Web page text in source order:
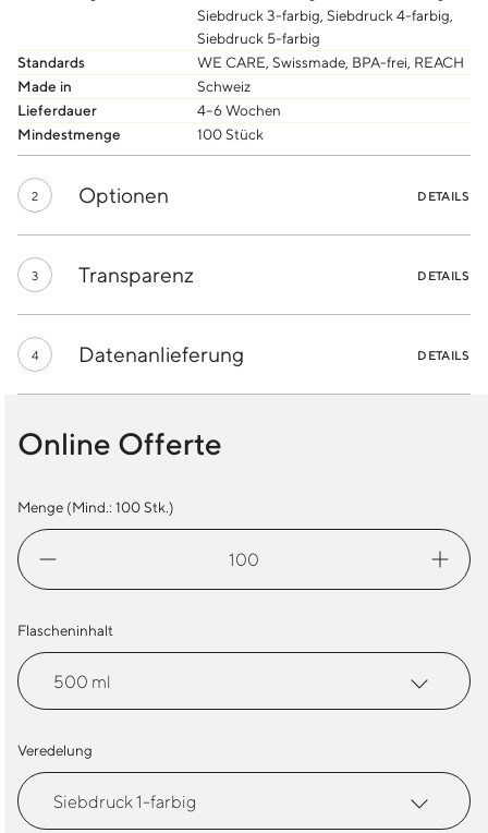
Siebdruck 3-farbig, Siebdruck 4-farbig,
Siebdruck 5-farbig
Standards
WE CARE, Swissmade, BPA-frei, REACH
Made in
Schweiz
Lieferdauer
4–6 Wochen
Mindestmenge
100 Stück
2 Optionen DETAILS
3 Transparenz DETAILS
4 Datenanlieferung DETAILS
Online Offerte
Menge (Mind.: 100Stk.)
Trinkflasche
Green
Flascheninhalt
Veredelung